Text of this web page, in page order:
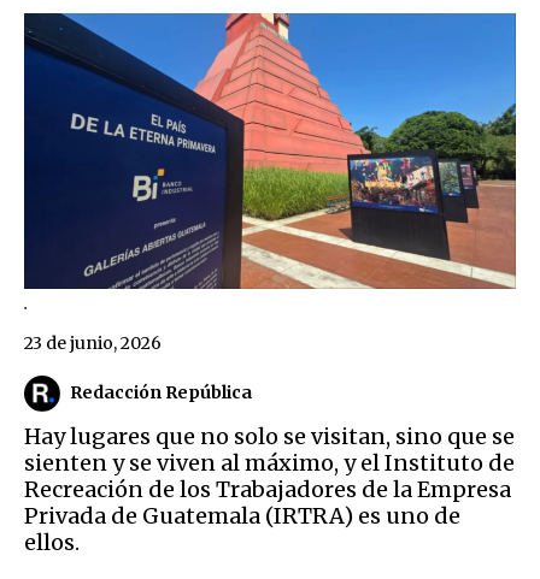
.
Redacción República
23 de junio, 2026
Hay lugares que no solo se visitan, sino que se
sienten y se viven al máximo, y el Instituto de
Recreación de los Trabajadores de la Empresa
Privada de Guatemala (IRTRA) es uno de
ellos.